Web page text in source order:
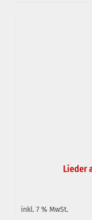
Lieder
inkl. 7 % MwSt.